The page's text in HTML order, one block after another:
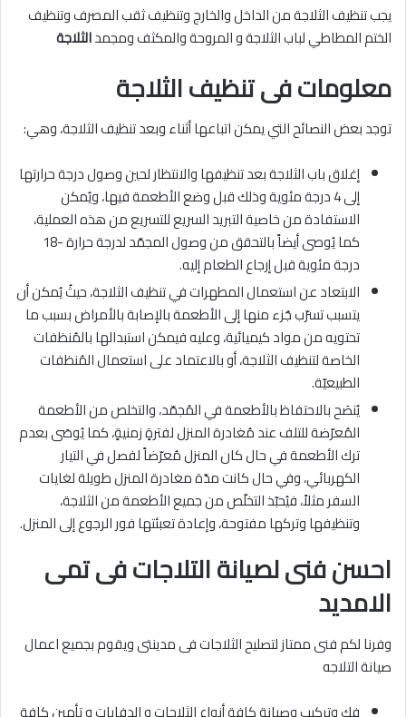
يجب تنظيف الثلاجة من الداخل والخارج وتنظيف ثقب المصرف وتنظيف
الختم المطاطي لباب الثلاجة و المروحة والمكثف ومجمدالثلاجة
معلومات فى تنظيف الثلاجة
توجد بعض النصائح التي يمكن اتباعها أثناء وبعد تنظيف الثلاجة، وهي:
إغلاق باب الثلاجة بعد تنظيفها والانتظار لحين وصول درجة حرارتها
إلى 4 درجة مئوية وذلك قبل وضع الأطعمة فيها، ويُمكن
الاستفادة من خاصية التبريد السريع للتسريع من هذه العملية،
كما يُوصى أيضاً بالتحقق من وصول المجمّد لدرجة حرارة -18
درجة مئوية قبل إرجاع الطعام إليه.
الابتعاد عن استعمال المطهرات في تنظيف الثلاجة، حيثُ يُمكن أن
يتسبب تسرّب جُزء منها إلى الأطعمة بالإصابة بالأمراض بسبب ما
تحتويه من مواد كيميائية، وعليه فيمكن استبدالها بالمُنظفات
الخاصة لتنظيف الثلاجة، أو بالاعتماد على استعمال المُنظفات
الطبيعيّة.
يُنصَح بالاحتفاظ بالأطعمة في المُجمّد، والتخلص من الأطعمة
المُعرّضة للتلف عند مُغادرة المنزل لفترةٍ زمنيةٍ، كما يُوصَى بعدم
ترك الأطعمة في حال كان المنزل مُعرّضاً لفصل في التيار
الكهربائي، وفي حال كانت مدّة مغادرة المنزل طويلة لغايات
السفر مثلاً، فيُحبّذ التخلّص من جميع الأطعمة من الثلاجة،
وتنظيفها وتركها مفتوحة، وإعادة تعبئتها فور الرجوع إلى المنزل.
احسن فنى لصيانة التلاجات فى تمى
الامديد
وفرنا لكم فنى ممتاز لتصليح الثلاجات فى مدينتى ويقوم بجميع اعمال
صيانة التلاجه